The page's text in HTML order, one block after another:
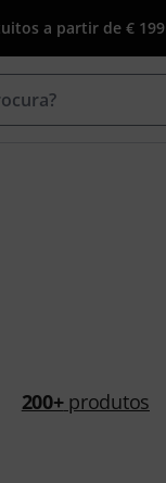
a partir de € 199
200+produtos